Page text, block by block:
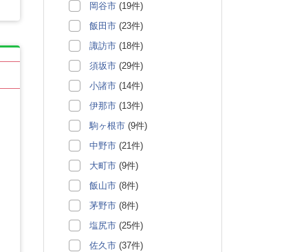
岡谷市 (19件)
飯田市 (23件)
諏訪市 (18件)
須坂市 (29件)
小諸市 (14件)
伊那市 (13件)
駒ヶ根市 (9件)
中野市 (21件)
大町市 (9件)
飯山市 (8件)
茅野市 (8件)
塩尻市 (25件)
佐久市 (37件)